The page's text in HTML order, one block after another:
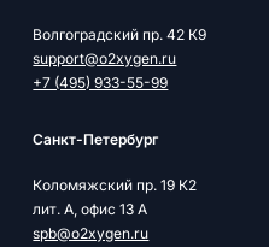
Волгоградский пр. 42 К9
support@o2xygen.ru
+7 (495) 933-55-99
Cанкт-Петербург
Коломяжский пр. 19 К2
лит. А, офис 13 А
spb@o2xygen.ru